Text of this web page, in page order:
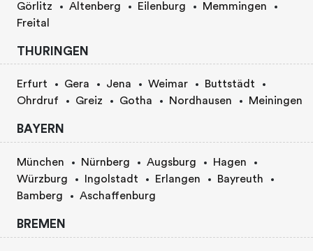
Görlitz
Altenberg Eilenburg
Memmingen
Freital
THURINGEN
Erfurt Gera Jena Weimar
Buttstädt
Ohrdruf
Greiz Gotha Nordhausen Meiningen
BAYERN
München Nürnberg Augsburg
Hagen
Würzburg
Ingolstadt Erlangen
Bayreuth
Bamberg
Aschaffenburg
BREMEN